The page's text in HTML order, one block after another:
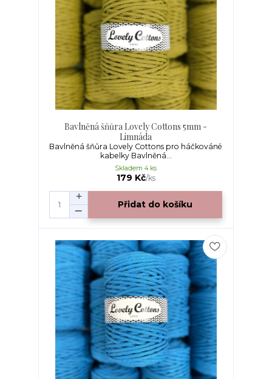
Bavlněná šňůra Lovely Cottons 5mm -
Limnáda
Bavlněná šňůra Lovely Cottons pro háčkováné
kabelky Bavlněná...
179 Kč/ks
Skladem 4 ks
Přidat do košíku